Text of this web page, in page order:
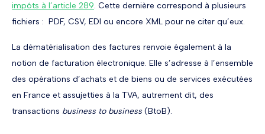
impôts à l’article 289. Cette dernière correspond à plusieurs
fichiers : PDF, CSV, EDI ou encore XML pour ne citer qu’eux.
La dématérialisation des factures renvoie également à la
notion de facturation électronique. Elle s’adresse à l’ensemble
des opérations d’achats et de biens ou de services exécutées
en France et assujetties à la TVA, autrement dit, des
transactions business to business (BtoB).